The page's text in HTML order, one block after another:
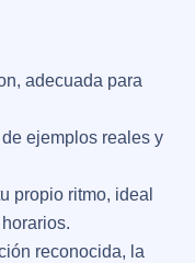
adecuada para
ejemplos reales y
propio ritmo, ideal
reconocida, la